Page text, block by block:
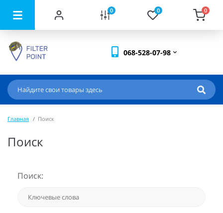
0 0 0
068-528-07-98
Главная Поиск
Поиск
Поиск: